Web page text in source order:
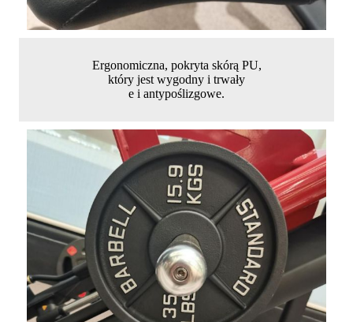
Ergonomiczna, pokryta skórą PU,
który jest wygodny i trwały
e i antypoślizgowe.